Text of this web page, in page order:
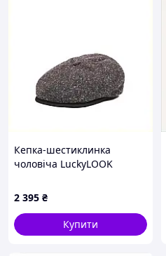
Кепка-шестиклинка
чоловіча LuckyLOOK
коричневий (985-308),
90310EHB32
2 395 ₴
Купити